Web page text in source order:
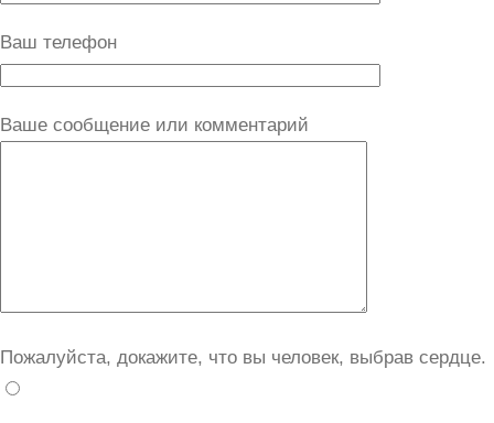
Ваш телефон
Ваше сообщение или комментарий
Пожалуйста, докажите, что вы человек, выбрав сердце.